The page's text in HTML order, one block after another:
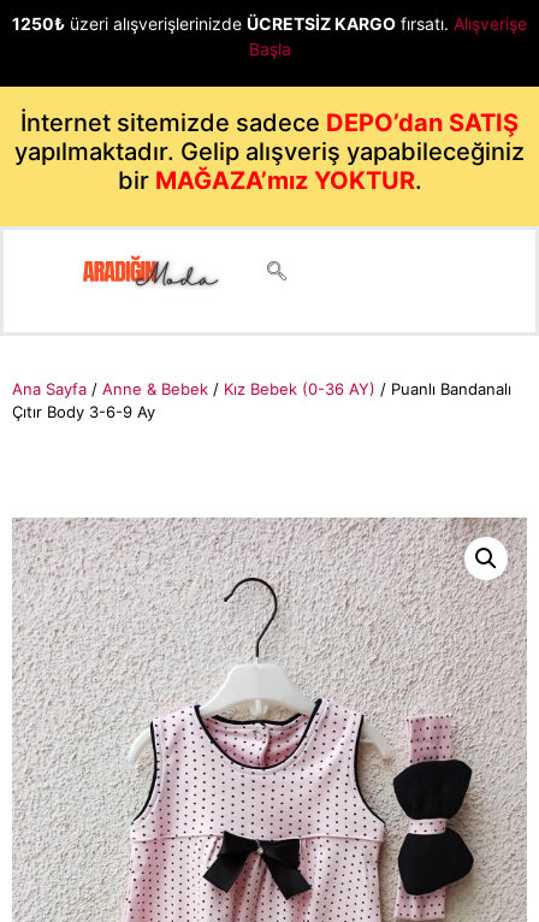
1250₺ üzeri alışverişlerinizde ÜCRETSİZ KARGO fırsatı. Alışverişe
Başla
İnternet sitemizde sadece DEPO’dan SATIŞ
yapılmaktadır. Gelip alışveriş yapabileceğiniz
bir MAĞAZA’mız YOKTUR.
Ana Sayfa / Anne & Bebek / Kız Bebek (0-36 AY) / Puanlı Bandanalı
Çıtır Body 3-6-9 Ay